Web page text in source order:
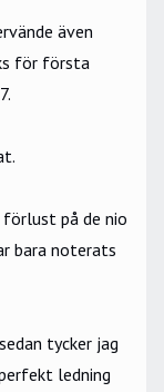
även
för första
på de nio
bara noterats
tycker jag
ledning